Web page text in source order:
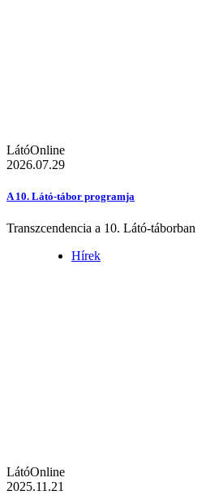
LátóOnline
2026.07.29
A 10. Látó-tábor programja
Transzcendencia a 10. Látó-táborban
Hírek
LátóOnline
2025.11.21